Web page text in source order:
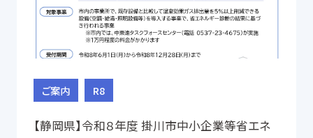
ご案内 R8
【静岡県】令和８年度 掛川市中小企業等省エネ